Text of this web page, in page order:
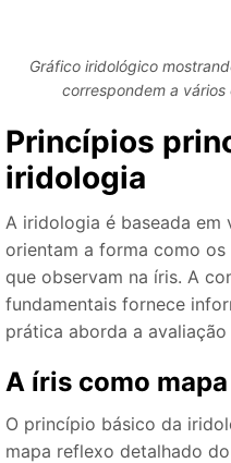
Gráfico iridológico
correspondem a
Princípios
iridologia
A iridologia é baseada
orientam a forma como
que observam na íris. A
fundamentais fornece
prática aborda a avaliação
A íris como
O princípio básico da
mapa reflexo detalhado